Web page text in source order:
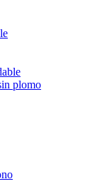
plomo